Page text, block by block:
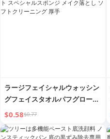
グ クレンザー ターメリックク
レンジングムース
ラージフェイシャルウォッシン
グフェイスタオルパフグローブ
ディープクレンジング こんにゃ
くアーティファクト スペシャル
スポンジ メイク落とし ソフト
$0.58$0.77